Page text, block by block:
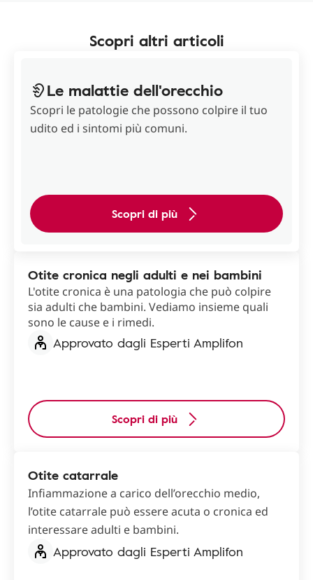
Scopri altri articoli
Le malattie dell'orecchio
Scopri le patologie che possono colpire il tuo
udito ed i sintomi più comuni.
Scopri di più
Otite cronica negli adulti e nei bambini
L'otite cronica è una patologia che può colpire
sia adulti che bambini. Vediamo insieme quali
sono le cause e i rimedi.
Approvato dagli Esperti Amplifon
Scopri di più
Otite catarrale
Infiammazione a carico dell’orecchio medio,
l’otite catarrale può essere acuta o cronica ed
interessare adulti e bambini.
Approvato dagli Esperti Amplifon